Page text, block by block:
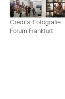
Credits: Fotografie
Forum Frankfurt